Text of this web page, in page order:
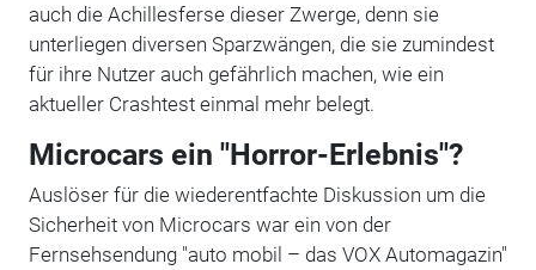
auch die Achillesferse dieser Zwerge, denn sie
unterliegen diversen Sparzwängen, die sie zumindest
für ihre Nutzer auch gefährlich machen, wie ein
aktueller Crashtest einmal mehr belegt.
Microcars ein "Horror-Erlebnis"?
Auslöser für die wiederentfachte Diskussion um die
Sicherheit von Microcars war ein von der
Fernsehsendung "auto mobil – das VOX Automagazin"